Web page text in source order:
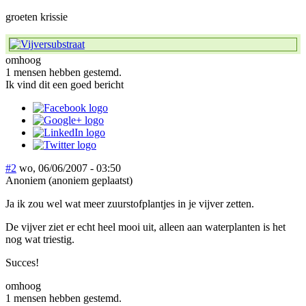
groeten krissie
omhoog
1 mensen hebben gestemd.
Ik vind dit een goed bericht
#2 wo, 06/06/2007 - 03:50
Anoniem (anoniem geplaatst)
Ja ik zou wel wat meer zuurstofplantjes in je vijver zetten.
De vijver ziet er echt heel mooi uit, alleen aan waterplanten is het
nog wat triestig.
Succes!
omhoog
1 mensen hebben gestemd.